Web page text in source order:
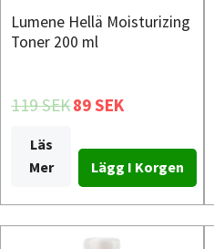
Lumene Hellä Moisturizing
Toner 200 ml
119 SEK89 SEK
Läs
Mer